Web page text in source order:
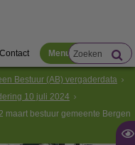
Contact Menu
Bestuur (AB) vergaderdata
10 juli 2024
maart bestuur gemeente Bergen